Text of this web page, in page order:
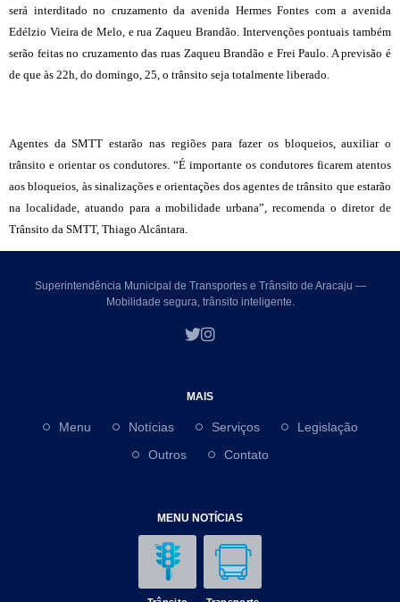
será interditado no cruzamento da avenida Hermes Fontes com a avenida
Edélzio Vieira de Melo, e rua Zaqueu Brandão. Intervenções pontuais também
serão feitas no cruzamento das ruas Zaqueu Brandão e Frei Paulo. A previsão é
de que às 22h, do domingo, 25, o trânsito seja totalmente liberado.
Agentes da SMTT estarão nas regiões para fazer os bloqueios, auxiliar o
trânsito e orientar os condutores. “É importante os condutores ficarem atentos
aos bloqueios, às sinalizações e orientações dos agentes de trânsito que estarão
na localidade, atuando para a mobilidade urbana”, recomenda o diretor de
Trânsito da SMTT, Thiago Alcântara.
Superintendência Municipal de Transportes e Trânsito de Aracaju —
Mobilidade segura, trânsito inteligente.
MAIS
Menu Notícias Serviços
Legislação
Outros
Contato
MENU NOTÍCIAS